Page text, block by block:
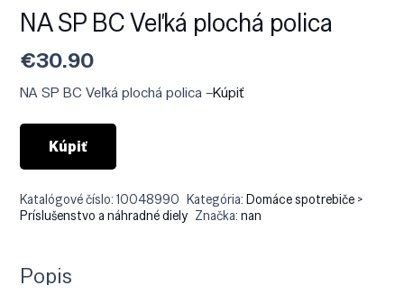
NA SP BC Veľká plochá polica
€30.90
NA SP BC Veľká plochá polica –Kúpiť
Kúpiť
Katalógové číslo:10048990 Kategória:Domáce spotrebiče >
Príslušenstvo a náhradné diely Značka:nan
Popis